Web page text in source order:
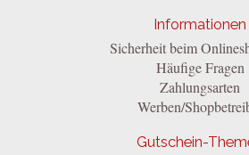
Informationen
Sicherheit beim
Häufige Fragen
Zahlungsarten
Werben/
Gutschein-